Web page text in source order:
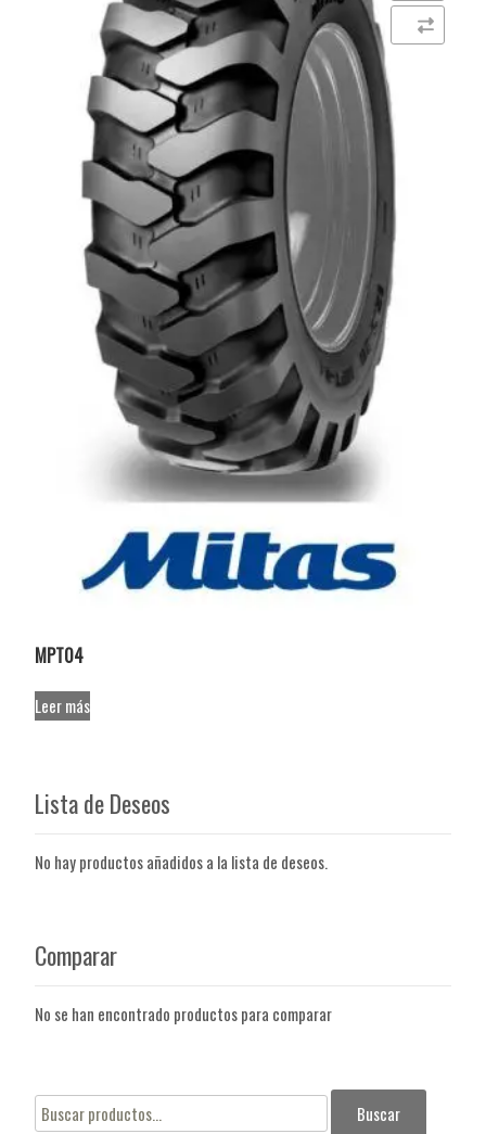
MPT04
Leer más
Comparar
Lista de Deseos
No hay productos añadidos a la lista de deseos.
Comparar
No se han encontrado productos para comparar
Buscar
Buscar